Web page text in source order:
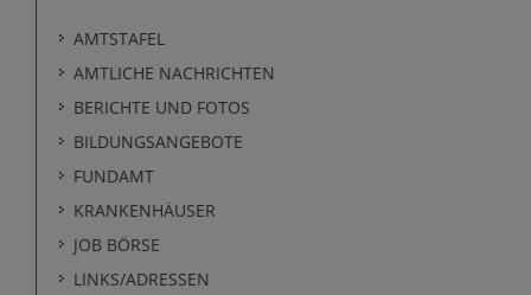
AMTSTAFEL
AMTLICHE NACHRICHTEN
BERICHTE UND FOTOS
BILDUNGSANGEBOTE
FUNDAMT
KRANKENHÄUSER
JOB BÖRSE
LINKS/ADRESSEN